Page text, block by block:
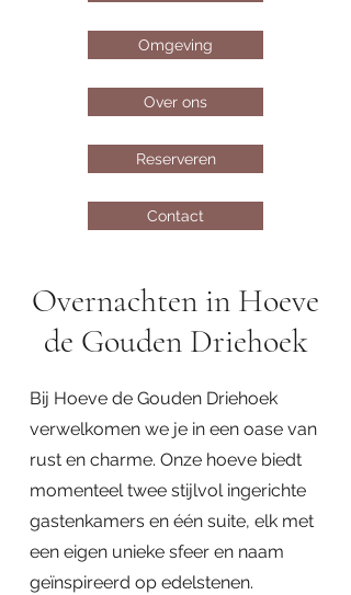
Omgeving
Over ons
Reserveren
Contact
Overnachten in Hoeve
de Gouden Driehoek
Bij Hoeve de Gouden Driehoek
verwelkomen we je in een oase van
rust en charme. Onze hoeve biedt
momenteel twee stijlvol ingerichte
gastenkamers en één suite, elk met
een eigen unieke sfeer en naam
geïnspireerd op edelstenen.